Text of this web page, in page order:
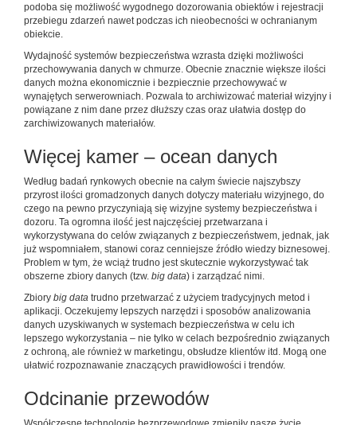
podoba się możliwość wygodnego dozorowania obiektów i rejestracji
przebiegu zdarzeń nawet podczas ich nieobecności w ochranianym
obiekcie.
Wydajność systemów bezpieczeństwa wzrasta dzięki możliwości
przechowywania danych w chmurze. Obecnie znacznie większe ilości
danych można ekonomicznie i bezpiecznie przechowywać w
wynajętych serwerowniach. Pozwala to archiwizować materiał wizyjny i
powiązane z nim dane przez dłuższy czas oraz ułatwia dostęp do
zarchiwizowanych materiałów.
Więcej kamer – ocean danych
Według badań rynkowych obecnie na całym świecie najszybszy
przyrost ilości gromadzonych danych dotyczy materiału wizyjnego, do
czego na pewno przyczyniają się wizyjne systemy bezpieczeństwa i
dozoru. Ta ogromna ilość jest najczęściej przetwarzana i
wykorzystywana do celów związanych z bezpieczeństwem, jednak, jak
już wspomniałem, stanowi coraz cenniejsze źródło wiedzy biznesowej.
Problem w tym, że wciąż trudno jest skutecznie wykorzystywać tak
obszerne zbiory danych (tzw. big data) i zarządzać nimi.
Zbiory big data trudno przetwarzać z użyciem tradycyjnych metod i
aplikacji. Oczekujemy lepszych narzędzi i sposobów analizowania
danych uzyskiwanych w systemach bezpieczeństwa w celu ich
lepszego wykorzystania – nie tylko w celach bezpośrednio związanych
z ochroną, ale również w marketingu, obsłudze klientów itd. Mogą one
ułatwić rozpoznawanie znaczących prawidłowości i trendów.
Odcinanie przewodów